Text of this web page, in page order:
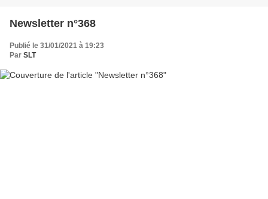
Newsletter n°368
Publié le 31/01/2021 à 19:23
Par SLT